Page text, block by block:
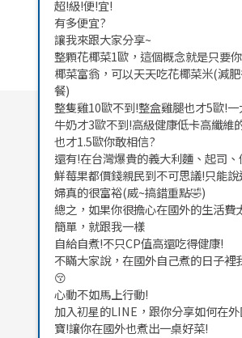
超!級!便!宜!
有多便宜?
讓我來跟大家分享~
整顆花椰菜1歐，這個概念就是只要
椰菜富翁，可以天天吃花椰菜米(減
餐)
整隻雞10歐不到!整盒雞腿也才5歐!
牛奶才3歐不到!高級健康低卡高纖維
也才1.5歐你敢相信?
還有!在台灣爆貴的義大利麵、起司
鮮莓果都價錢親民到不可思議!只能
婦真的很富裕(威~搞錯重點🤣)
總之，如果你很擔心在國外的生活費
簡單，就跟我一樣
自給自煮!不只CP值高還吃得健康!
不瞞大家說，在國外自己煮的日子裡
😚
心動不如馬上行動!
加入初星的LINE，跟你分享如何在
寶!讓你在國外也煮出一桌好菜!